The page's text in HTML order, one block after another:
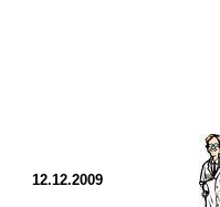
12.12.2009